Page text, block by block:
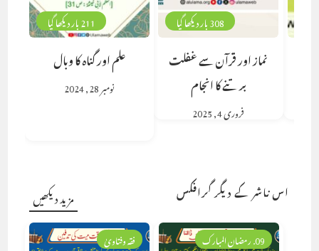
308 بار دیکھا گیا
نماز اور قرآن سے غفلت
برتنے کا انجام
فروری 4, 2025
211 بار دیکھا گیا
علم اور گناہ کا وبال
نومبر 28, 2024
اس ناشر کے دیگر گرافکس مزید دیکھیں
فقہ وفتاویٰ 09. رمضان المبارک